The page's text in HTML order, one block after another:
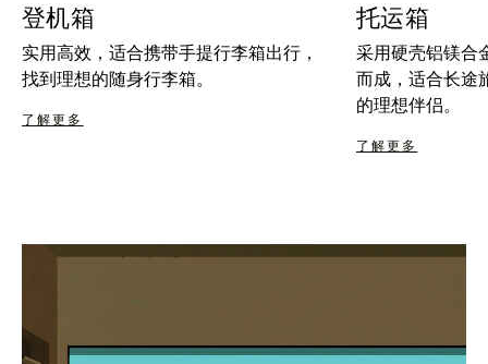
登机箱
实用高效，适合携带手提行李箱出行，
找到理想的随身行李箱。
了解更多
托运箱
采用硬壳铝镁合
而成，适合长途
的理想伴侣。
了解更多